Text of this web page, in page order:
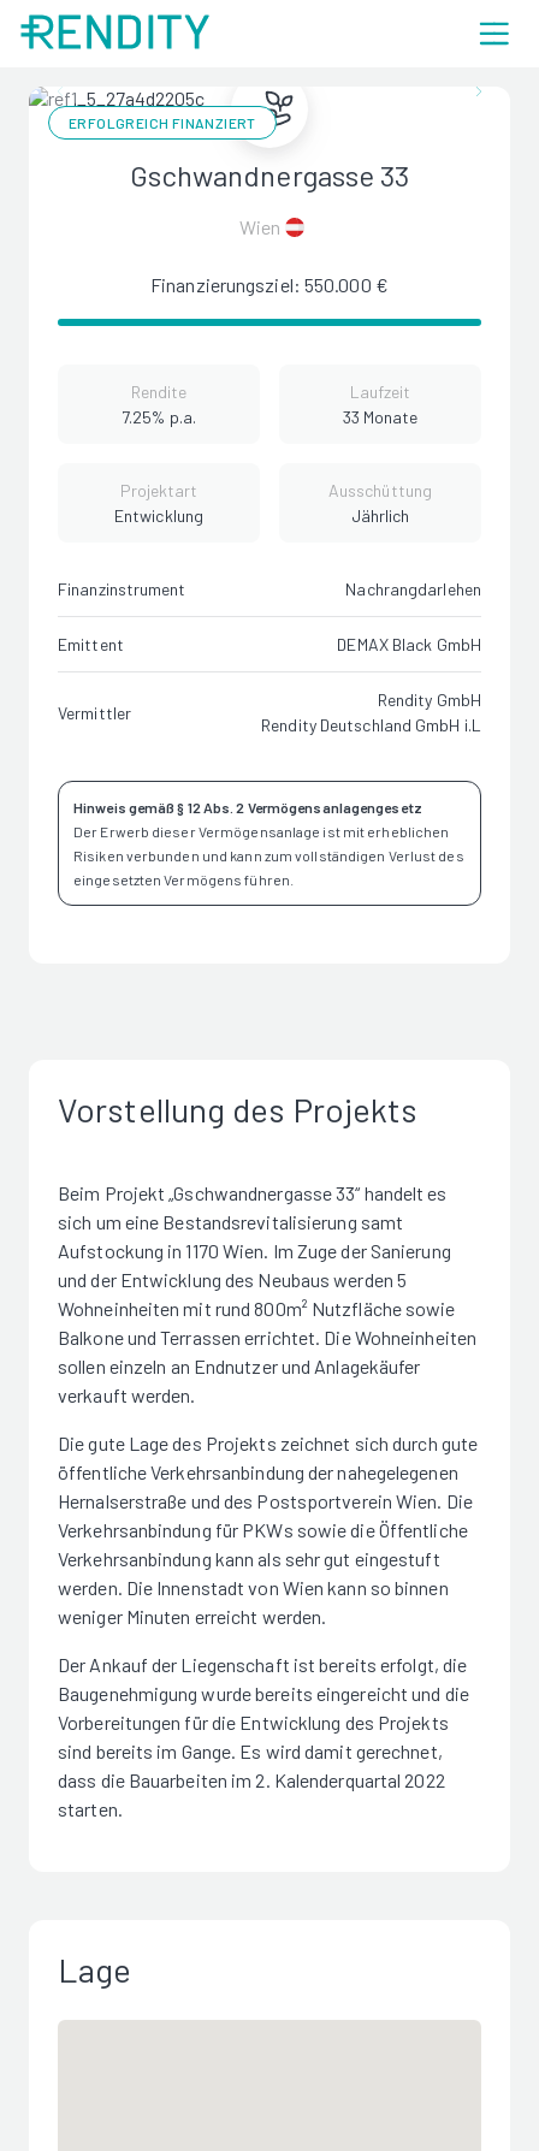
ERFOLGREICH FINANZIERT
Gschwandnergasse 33
Wien
Finanzierungsziel: 550.000 €
Rendite
7.25% p.a.
Laufzeit
33 Monate
Projektart
Entwicklung
Ausschüttung
Jährlich
Finanzinstrument Nachrangdarlehen
Emittent DEMAX Black GmbH
Vermittler
Rendity GmbH
Rendity Deutschland GmbH i.L
Hinweis gemäß § 12 Abs. 2 Vermögensanlagengesetz
Der Erwerb dieser Vermögensanlage ist mit erheblichen
Risiken verbunden und kann zum vollständigen Verlust des
eingesetzten Vermögens führen.
Vorstellung des Projekts
Beim Projekt „Gschwandnergasse 33“ handelt es
sich um eine Bestandsrevitalisierung samt
Aufstockung in 1170 Wien. Im Zuge der Sanierung
und der Entwicklung des Neubaus werden 5
Wohneinheiten mit rund 800m² Nutzfläche sowie
Balkone und Terrassen errichtet. Die Wohneinheiten
sollen einzeln an Endnutzer und Anlagekäufer
verkauft werden.
Die gute Lage des Projekts zeichnet sich durch gute
öffentliche Verkehrsanbindung der nahegelegenen
Hernalserstraße und des Postsportverein Wien. Die
Verkehrsanbindung für PKWs sowie die Öffentliche
Verkehrsanbindung kann als sehr gut eingestuft
werden. Die Innenstadt von Wien kann so binnen
weniger Minuten erreicht werden.
Der Ankauf der Liegenschaft ist bereits erfolgt, die
Baugenehmigung wurde bereits eingereicht und die
Vorbereitungen für die Entwicklung des Projekts
sind bereits im Gange. Es wird damit gerechnet,
dass die Bauarbeiten im 2. Kalenderquartal 2022
starten.
Lage